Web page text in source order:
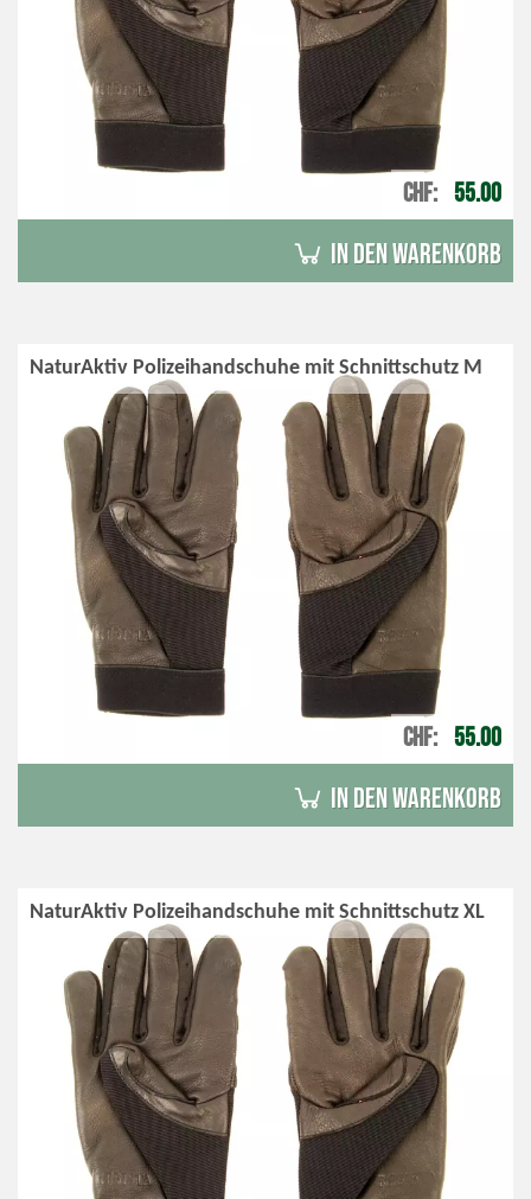
CHF 55.00
in den Warenkorb
NaturAktiv Polizeihandschuhe mit Schnittschutz M
CHF 55.00
in den Warenkorb
NaturAktiv Polizeihandschuhe mit Schnittschutz XL